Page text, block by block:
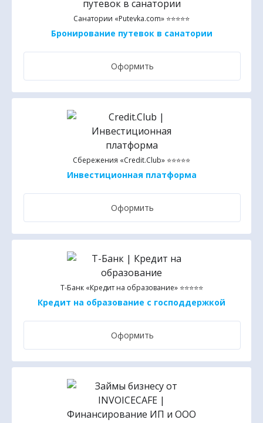
Санатории «Putevka.com» ⭐⭐⭐⭐⭐
Бронирование путевок в санатории
Оформить
Сбережения «Credit.Club» ⭐⭐⭐⭐⭐
Инвестиционная платформа
Оформить
Т-Банк «Кредит на образование» ⭐⭐⭐⭐⭐
Кредит на образование с господдержкой
Оформить